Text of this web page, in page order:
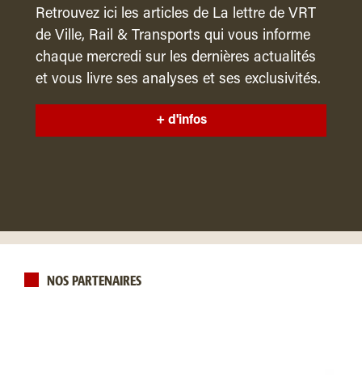
Retrouvez ici les articles de La lettre de VRT
de Ville, Rail & Transports qui vous informe
chaque mercredi sur les dernières actualités
et vous livre ses analyses et ses exclusivités.
+ d'infos
NOS PARTENAIRES